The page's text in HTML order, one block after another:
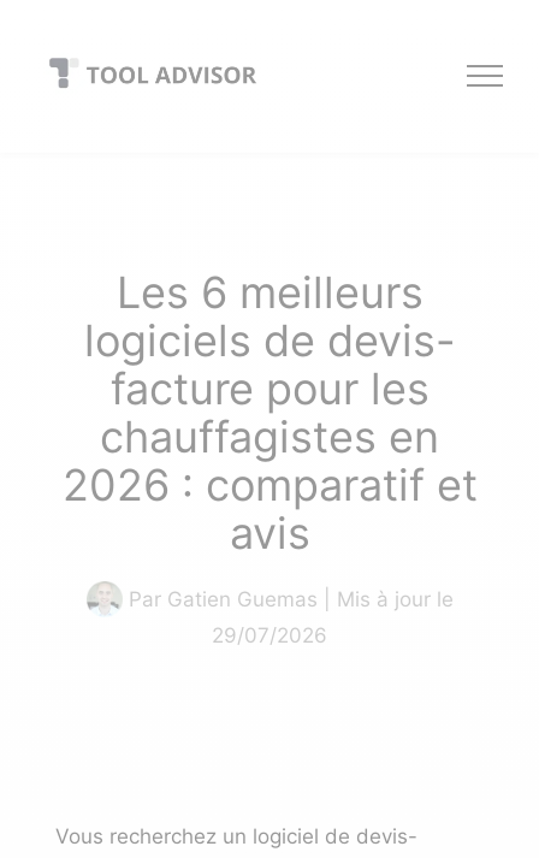
content
Les 6 meilleurs
logiciels de devis-
facture pour les
chauffagistes en
2026 : comparatif et
avis
Par Gatien Guemas | Mis à jour le
29/07/2026
Vous recherchez un logiciel de devis-